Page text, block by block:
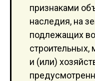
признаками
наследия, на
подлежащих
строительных,
и (или)